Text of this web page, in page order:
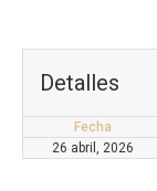
Detalles
Fecha
26 abril, 2026